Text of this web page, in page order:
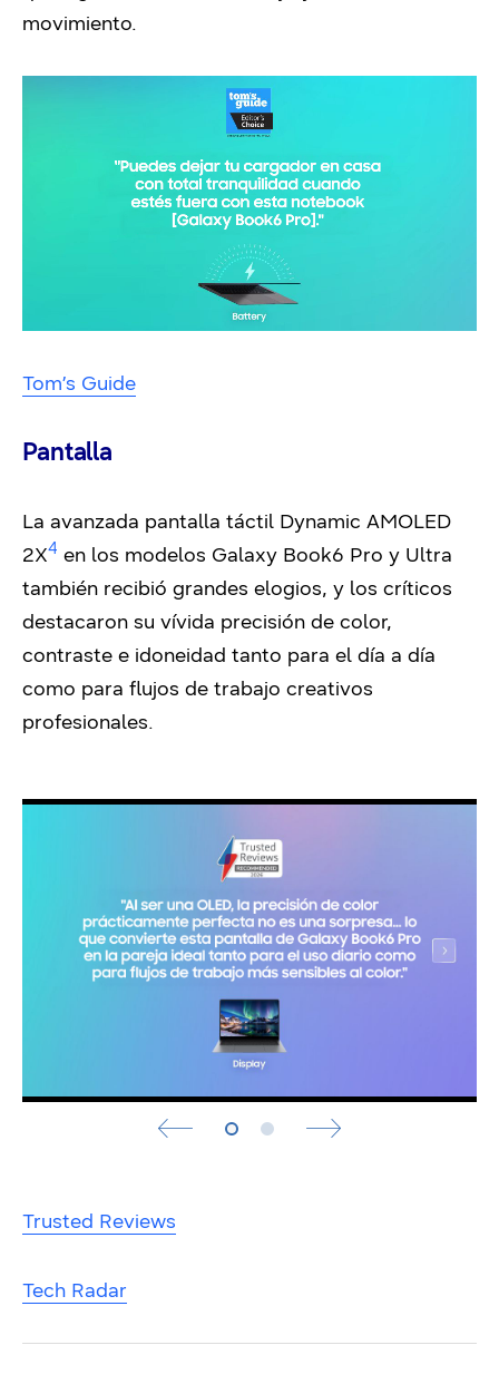
movimiento.
Tom’s Guide
Pantalla
La avanzada pantalla táctil Dynamic AMOLED
2X4 en los modelos Galaxy Book6 Pro y Ultra
también recibió grandes elogios, y los críticos
destacaron su vívida precisión de color,
contraste e idoneidad tanto para el día a día
como para flujos de trabajo creativos
profesionales.
Trusted Reviews
Tech Radar